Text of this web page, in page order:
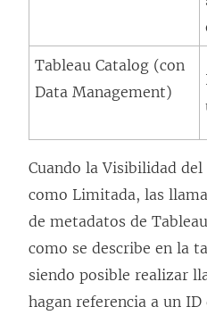
Tableau Catalog (con
Data Management)
Cuando la Visibilidad del
como Limitada, las
de metadatos de
como se describe en la
siendo posible realizar
hagan referencia a un